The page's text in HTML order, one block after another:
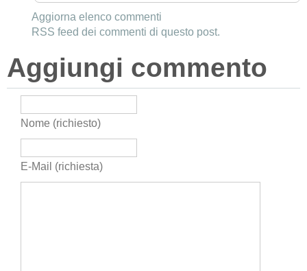
Aggiorna elenco commenti
RSS feed dei commenti di questo post.
Aggiungi commento
Nome (richiesto)
E-Mail (richiesta)